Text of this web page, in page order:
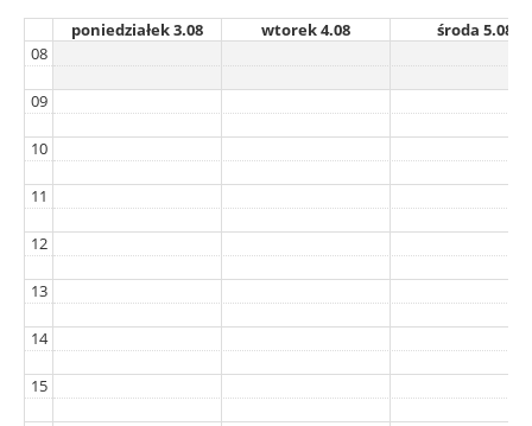
poniedziałek 3.08 wtorek 4.08
środa 5.08
08
09
10
11
12
13
14
15